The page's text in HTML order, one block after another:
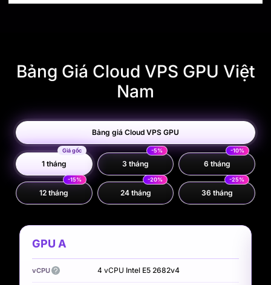
Bảng Giá Cloud VPS GPU Việt
Nam
Bảng giá Cloud VPS GPU
1 tháng
Giá gốc
3 tháng
-5%
6 tháng
-10%
12 tháng
-15%
24 tháng
-20%
36 tháng
-25%
GPU A
vCPU 4 vCPU Intel E5 2682v4